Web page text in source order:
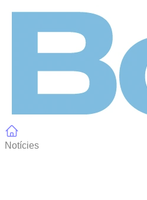
Notícies